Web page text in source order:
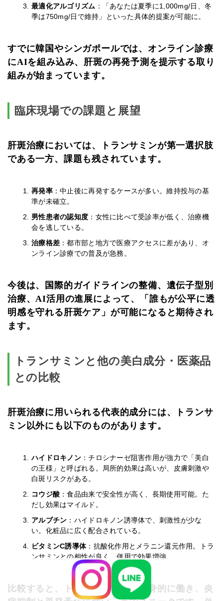
最適化アルゴリズム ：「あなたは夏季に1,000mg/日、冬
季は750mg/日で維持」といった具体的提案が可能に。
すでに韓国やシンガポールでは、オンライン診療
にAIを組み込み、肝斑の再発予測を提示する取り
組みが始まっています。
臨床現場での課題と展望
肝斑治療においては、トランサミンが第一選択肢
である一方、課題も残されています。
再発率：中止後に再発するケースが多い。維持投与の基
準が未確立。
男性患者の認知度 ：女性に比べて受診率が低く、治療機
会を逃している。
治療格差 ：都市部と地方で医療アクセスに差があり、オ
ンライン診療での普及が急務。
今後は、国際的ガイドラインの整備、遺伝子型別
治療、AI活用の進展によって、「誰もが公平に透
明感を守れる肝斑ケア」が可能になると期待され
ます。
トランサミンと他の美白成分・医薬品
との比較
肝斑治療に用いられる代表的成分には、トランサ
ミン以外にも以下のものがあります。
ハイドロキノン：チロシナーゼ阻害作用が強力で「美白
の王様」と呼ばれる。局所的効果は高いが、皮膚刺激や
白斑リスクがある。
コウジ酸 ：食品由来で安全性が高く、長期使用可能。た
だし効果はマイルド。
アルブチン ：ハイドロキノン誘導体で、刺激性が少な
い。化粧品に広く配合されている。
ビタミンC誘導体：抗酸化作用とメラニン還元作用。トラ
ンサミンとの相性が良く、併用で効果増強。
比較すると、トランサミンは「全身的に働き、炎